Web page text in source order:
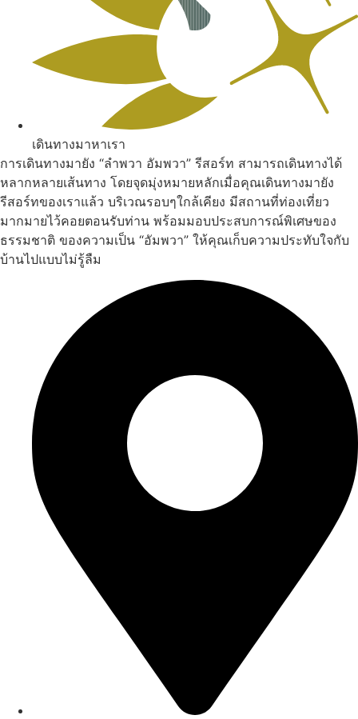
เดินทางมาหาเรา
การเดินทางมายัง “ลำพวา อัมพวา” รีสอร์ท สามารถเดินทางได้
หลากหลายเส้นทาง โดยจุดมุ่งหมายหลักเมื่อคุณเดินทางมายัง
รีสอร์ทของเราแล้ว บริเวณรอบๆใกล้เคียง มีสถานที่ท่องเที่ยว
มากมายไว้คอยตอนรับท่าน พร้อมมอบประสบการณ์พิเศษของ
ธรรมชาติ ของความเป็น “อัมพวา” ให้คุณเก็บความประทับใจกับ
บ้านไปแบบไม่รู้ลืม